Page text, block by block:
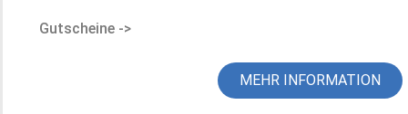
Gutscheine ->
MEHR INFORMATION